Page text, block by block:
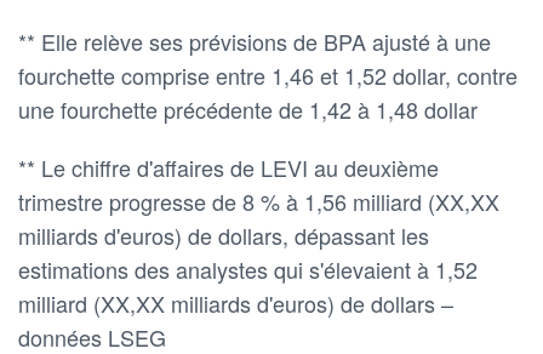
** Elle relève ses prévisions de BPA ajusté à une
fourchette comprise entre 1,46 et 1,52 dollar, contre
une fourchette précédente de 1,42 à 1,48 dollar
** Le chiffre d'affaires de LEVI au deuxième
trimestre progresse de 8 % à 1,56 milliard (XX,XX
milliards d'euros) de dollars, dépassant les
estimations des analystes qui s'élevaient à 1,52
milliard (XX,XX milliards d'euros) de dollars –
données LSEG